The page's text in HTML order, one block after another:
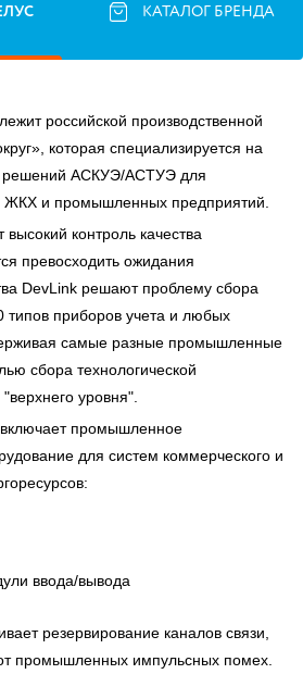
КАТАЛОГ БРЕНДА
российской производственной
которая специализируется на
решений АСКУЭ/АСТУЭ для
ЖКХ и промышленных предприятий.
контроль качества
превосходить ожидания
DevLink решают проблему сбора
приборов учета и любых
самые разные промышленные
сбора технологической
уровня".
включает промышленное
для систем коммерческого и
ввода/вывода
резервирование каналов связи,
промышленных импульсных помех.